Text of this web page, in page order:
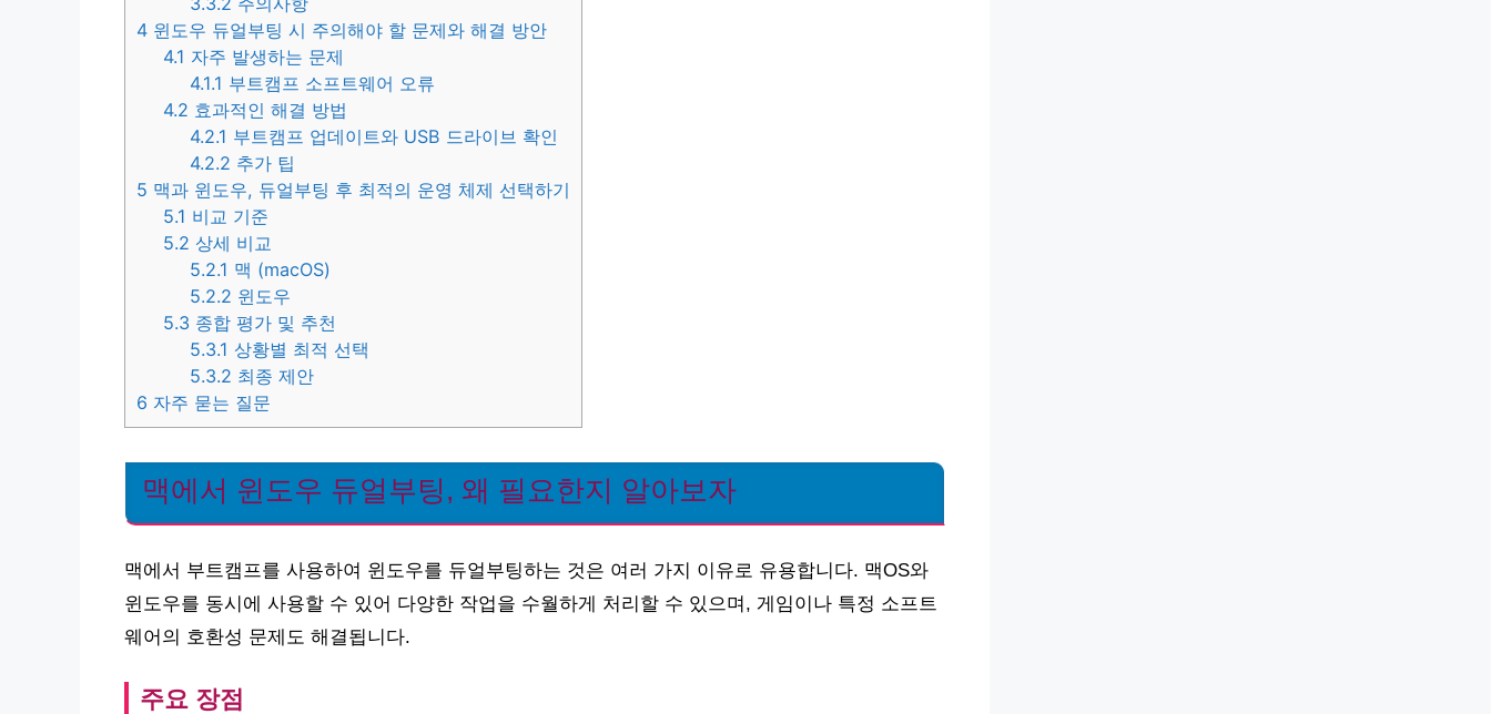
4 윈도우 듀얼부팅 시 주의해야 할 문제와 해결 방안
4.1 자주 발생하는 문제
4.1.1 부트캠프 소프트웨어 오류
4.2 효과적인 해결 방법
4.2.1 부트캠프 업데이트와 USB 드라이브 확인
4.2.2 추가 팁
5 맥과 윈도우, 듀얼부팅 후 최적의 운영 체제 선택하기
5.1 비교 기준
5.2 상세 비교
5.2.1 맥 (macOS)
5.2.2 윈도우
5.3 종합 평가 및 추천
5.3.1 상황별 최적 선택
5.3.2 최종 제안
6 자주 묻는 질문
맥에서 윈도우 듀얼부팅, 왜 필요한지 알아보자
맥에서 부트캠프를 사용하여 윈도우를 듀얼부팅하는 것은 여러 가지 이유로 유용합니다. 맥OS와
윈도우를 동시에 사용할 수 있어 다양한 작업을 수월하게 처리할 수 있으며, 게임이나 특정 소프트
웨어의 호환성 문제도 해결됩니다.
주요 장점